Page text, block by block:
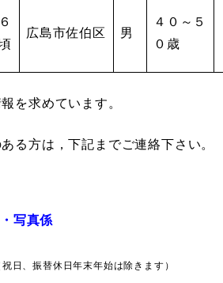
広島市佐伯区 男
４０～５
０歳
を求めています。
る方は，下記までご連絡下さい。
写真係
、振替休日年末年始は除きます）